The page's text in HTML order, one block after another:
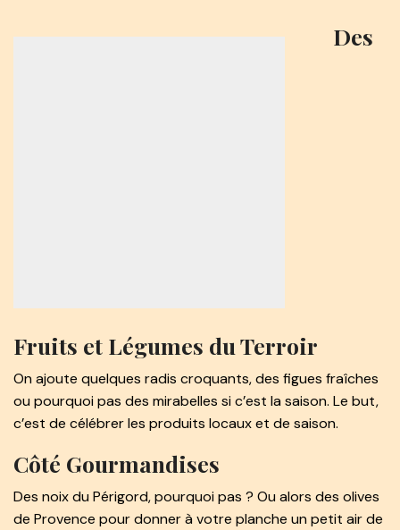
Des
Fruits et Légumes du Terroir
On ajoute quelques radis croquants, des figues fraîches
ou pourquoi pas des mirabelles si c’est la saison. Le but,
c’est de célébrer les produits locaux et de saison.
Côté Gourmandises
Des noix du Périgord, pourquoi pas ? Ou alors des olives
de Provence pour donner à votre planche un petit air de